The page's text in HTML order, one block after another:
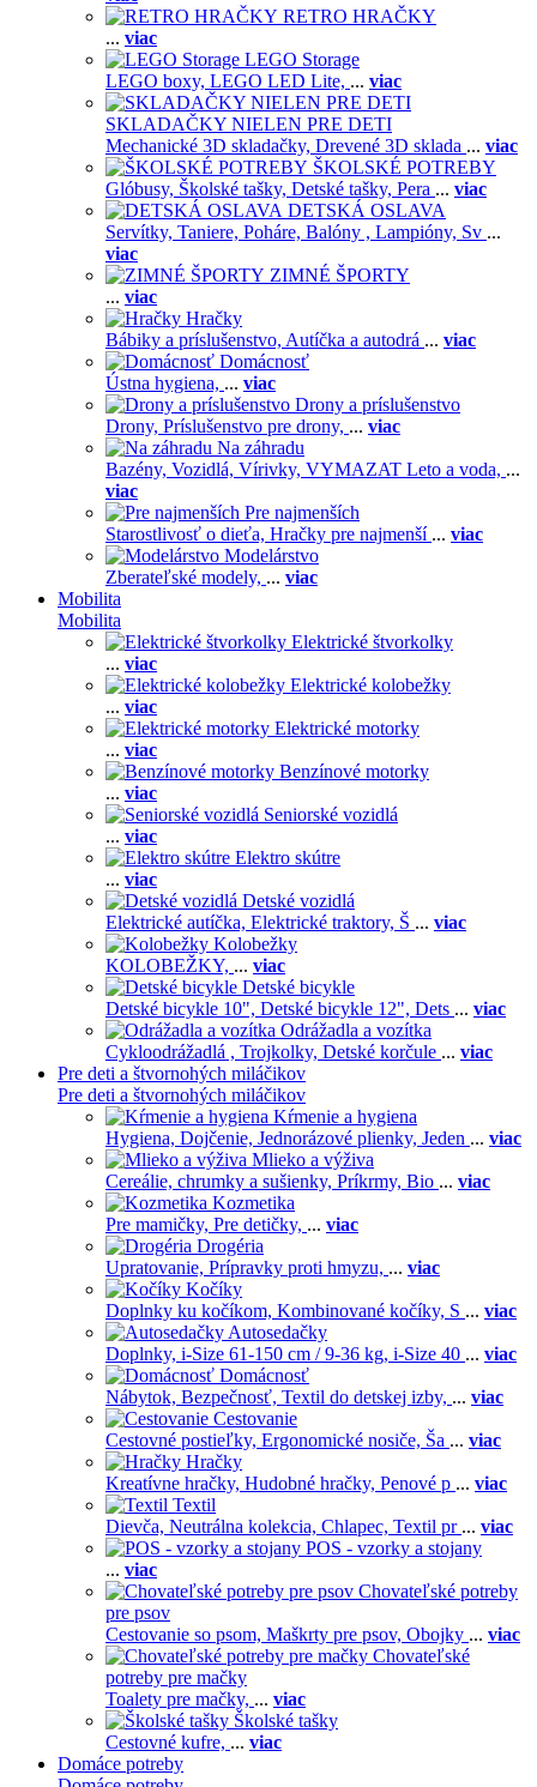
RETRO HRAČKY
... viac
LEGO Storage
LEGO boxy, LEGO LED Lite, ... viac
SKLADAČKY NIELEN PRE DETI
Mechanické 3D skladačky, Drevené 3D sklada ... viac
ŠKOLSKÉ POTREBY
Glóbusy, Školské tašky, Detské tašky, Pera ... viac
DETSKÁ OSLAVA
Servítky, Taniere, Poháre, Balóny , Lampióny, Sv ...
viac
ZIMNÉ ŠPORTY
... viac
Hračky
Bábiky a príslušenstvo, Autíčka a autodrá ... viac
Domácnosť
Ústna hygiena, ... viac
Drony a príslušenstvo
Drony, Príslušenstvo pre drony, ... viac
Na záhradu
Bazény, Vozidlá, Vírivky, VYMAZAT Leto a voda, ...
viac
Pre najmenších
Starostlivosť o dieťa, Hračky pre najmenší ... viac
Modelárstvo
Zberateľské modely, ... viac
Mobilita
Mobilita
Elektrické štvorkolky
... viac
Elektrické kolobežky
... viac
Elektrické motorky
... viac
Benzínové motorky
... viac
Seniorské vozidlá
... viac
Elektro skútre
... viac
Detské vozidlá
Elektrické autíčka, Elektrické traktory, Š ... viac
Kolobežky
KOLOBEŽKY, ... viac
Detské bicykle
Detské bicykle 10", Detské bicykle 12", Dets ... viac
Odrážadla a vozítka
Cykloodrážadlá , Trojkolky, Detské korčule ... viac
Pre deti a štvornohých miláčikov
Pre deti a štvornohých miláčikov
Kŕmenie a hygiena
Hygiena, Dojčenie, Jednorázové plienky, Jeden ... viac
Mlieko a výživa
Cereálie, chrumky a sušienky, Príkrmy, Bio ... viac
Kozmetika
Pre mamičky, Pre detičky, ... viac
Drogéria
Upratovanie, Prípravky proti hmyzu, ... viac
Kočíky
Doplnky ku kočíkom, Kombinované kočíky, S ... viac
Autosedačky
Doplnky, i-Size 61-150 cm / 9-36 kg, i-Size 40 ... viac
Domácnosť
Nábytok, Bezpečnosť, Textil do detskej izby, ... viac
Cestovanie
Cestovné postieľky, Ergonomické nosiče, Ša ... viac
Hračky
Kreatívne hračky, Hudobné hračky, Penové p ... viac
Textil
Dievča, Neutrálna kolekcia, Chlapec, Textil pr ... viac
POS - vzorky a stojany
... viac
Chovateľské potreby
pre psov
Cestovanie so psom, Maškrty pre psov, Obojky ... viac
Chovateľské
potreby pre mačky
Toalety pre mačky, ... viac
Školské tašky
Cestovné kufre, ... viac
Domáce potreby